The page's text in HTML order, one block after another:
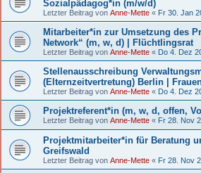
Sozialpädagog*in (m/w/d)
Letzter Beitrag von Anne-Mette « Fr 30. Jan
Mitarbeiter*in zur Umsetzung des
Network“ (m, w, d) | Flüchtlingsrat
Letzter Beitrag von Anne-Mette « Do 4. Dez
Stellenausschreibung
(Elternzeitvertretung) Berlin |
Letzter Beitrag von Anne-Mette « Do 4. Dez
Projektreferent*in (m, w, d, offen,
Letzter Beitrag von Anne-Mette « Fr 28. Nov
Projektmitarbeiter*in für Beratung
Greifswald
Letzter Beitrag von Anne-Mette « Fr 28. Nov